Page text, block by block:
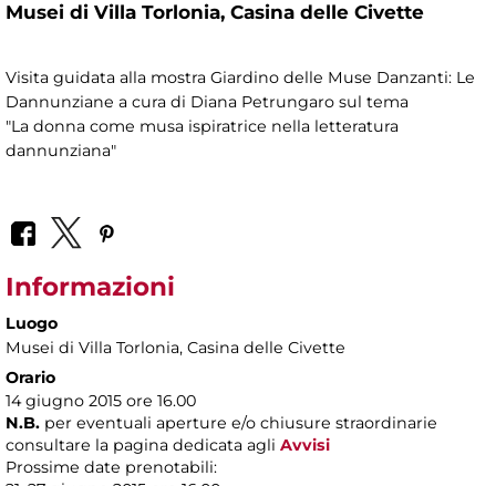
Musei di Villa Torlonia, Casina delle Civette
Visita guidata alla mostra Giardino delle Muse Danzanti: Le
Dannunziane a cura di Diana Petrungaro sul tema
"La donna come musa ispiratrice nella letteratura
dannunziana"
Informazioni
Luogo
Musei di Villa Torlonia, Casina delle Civette
Orario
14 giugno 2015 ore 16.00
N.B. per eventuali aperture e/o chiusure straordinarie
consultare la pagina dedicata agli Avvisi
Prossime date prenotabili: